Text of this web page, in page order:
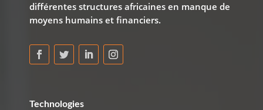
différentes structures africaines en manque de
moyens humains et financiers.
Technologies